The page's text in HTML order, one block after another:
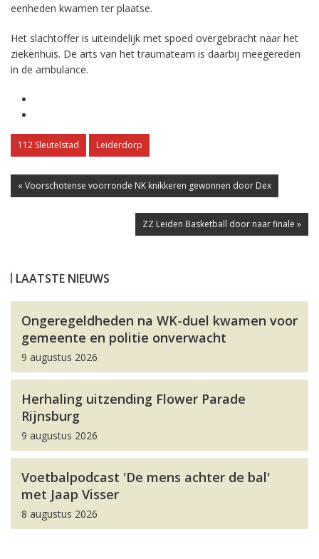
eenheden kwamen ter plaatse.
Het slachtoffer is uiteindelijk met spoed overgebracht naar het
ziekenhuis. De arts van het traumateam is daarbij meegereden
in de ambulance.
112 Sleutelstad Leiderdorp
« Voorschotense voorronde NK knikkeren gewonnen door Dex
ZZ Leiden Basketball door naar finale »
LAATSTE NIEUWS
Ongeregeldheden na WK-duel kwamen voor
gemeente en politie onverwacht
9 augustus 2026
Herhaling uitzending Flower Parade
Rijnsburg
9 augustus 2026
Voetbalpodcast 'De mens achter de bal'
met Jaap Visser
8 augustus 2026